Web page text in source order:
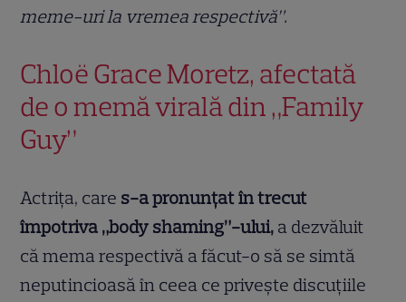
meme-uri la vremea respectivă”.
Chloë Grace Moretz, afectată
de o memă virală din „Family
Guy”
Actrița, care s-a pronunțat în trecut
împotriva „body shaming”-ului, a dezvăluit
că mema respectivă a făcut-o să se simtă
neputincioasă în ceea ce privește discuțiile